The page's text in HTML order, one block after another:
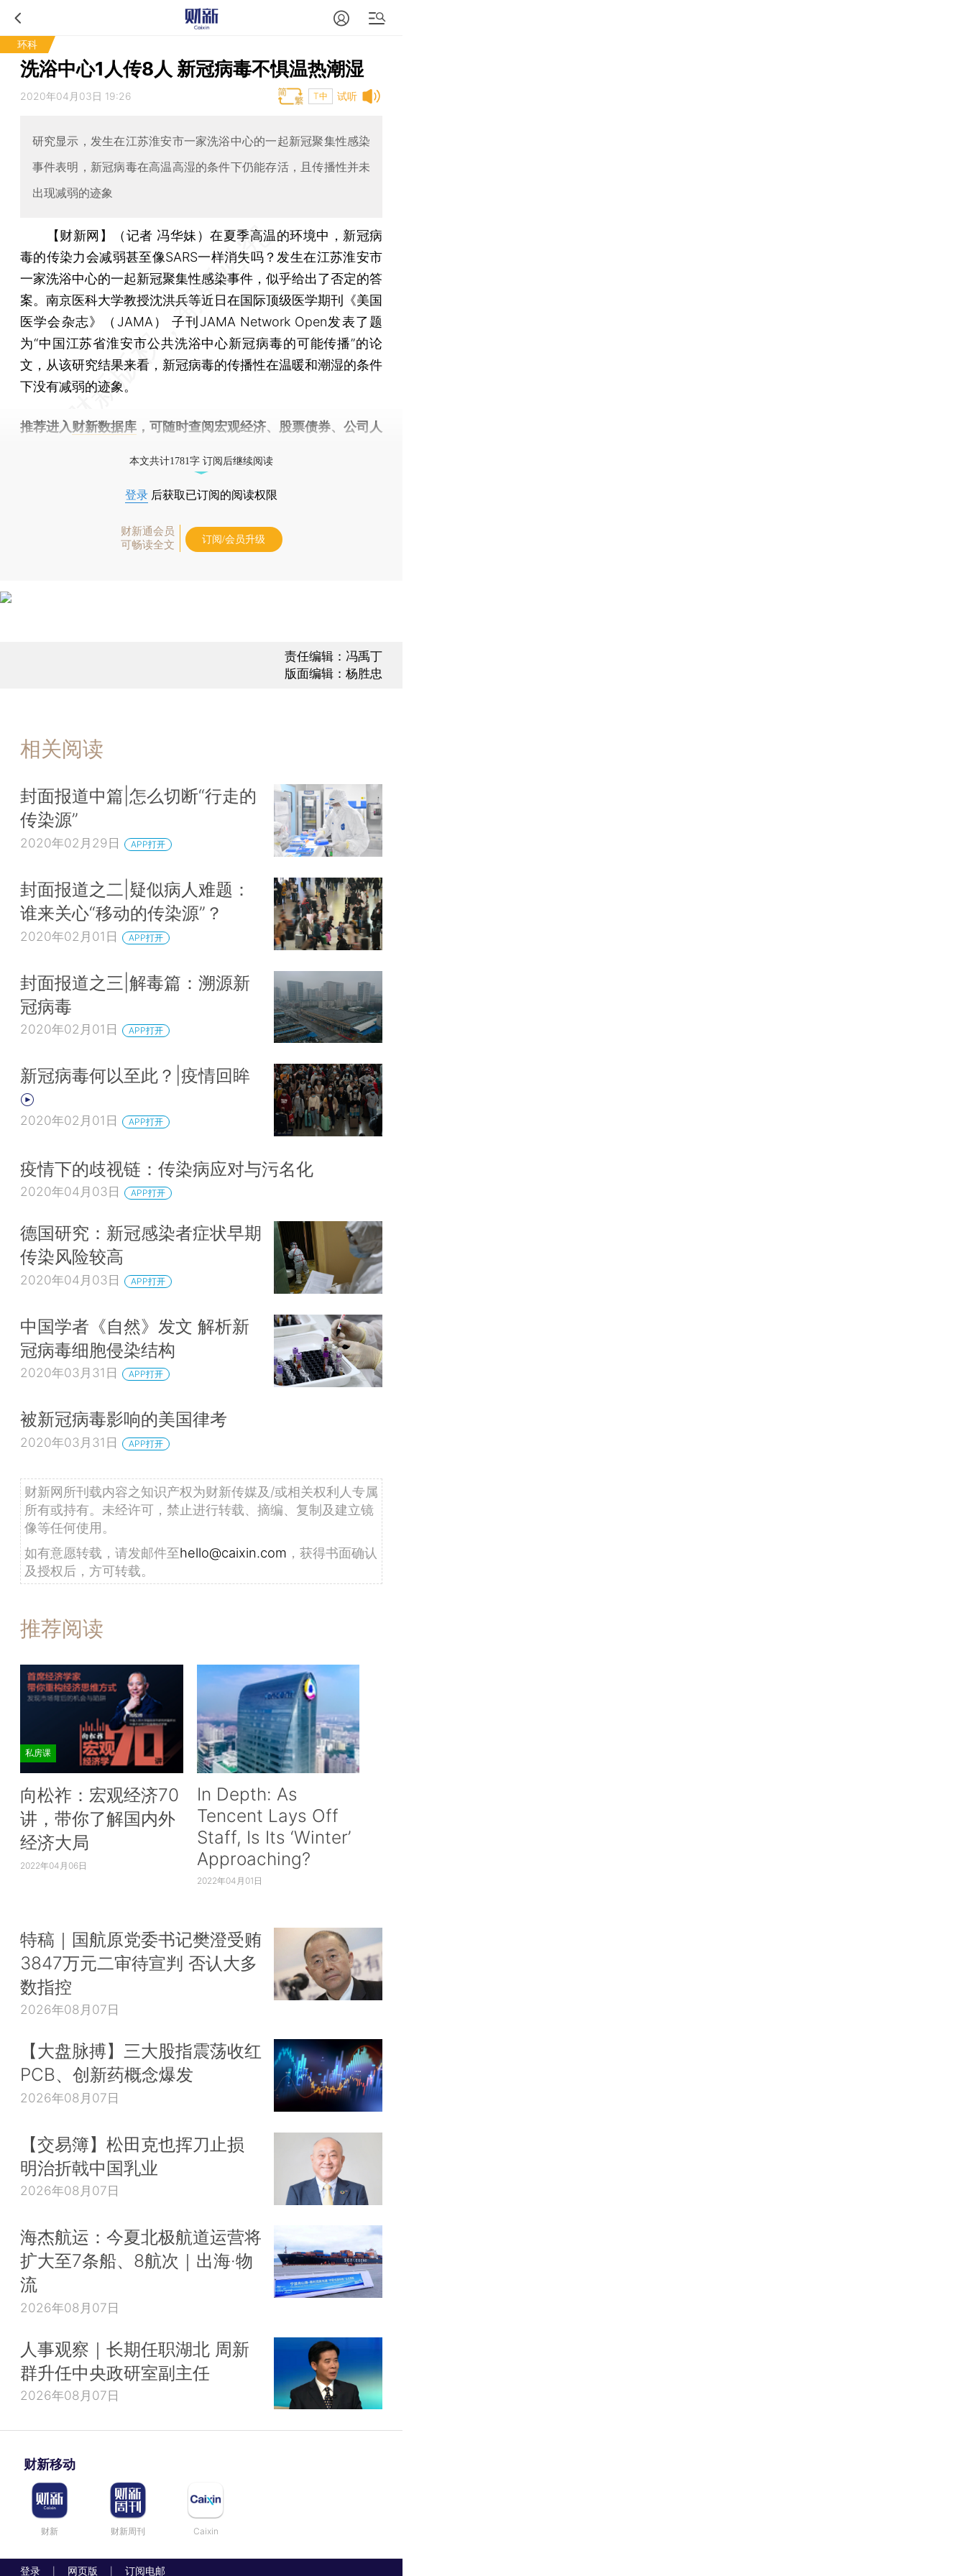
环科
洗浴中心1人传8人 新冠病毒不惧温热潮湿
试听
2020年04月03日 19:26 T中
研究显示，发生在江苏淮安市一家洗浴中心的一起新冠聚集性感染
事件表明，新冠病毒在高温高湿的条件下仍能存活，且传播性并未
出现减弱的迹象
【财新网】（记者 冯华妹）在夏季高温的环境中，新冠病
毒的传染力会减弱甚至像SARS一样消失吗？发生在江苏淮安市
一家洗浴中心的一起新冠聚集性感染事件，似乎给出了否定的答
案。南京医科大学教授沈洪兵等近日在国际顶级医学期刊《美国
医学会杂志》（JAMA） 子刊JAMA Network Open发表了题
为“中国江苏省淮安市公共洗浴中心新冠病毒的可能传播”的论
文，从该研究结果来看，新冠病毒的传播性在温暖和潮湿的条件
下没有减弱的迹象。
推荐进入财新数据库 ，可随时查阅宏观经济、股票债券、公司人
本文共计1781字 订阅后继续阅读
登录 后获取已订阅的阅读权限
财新通会员
可畅读全文
订阅/会员升级
责任编辑：冯禹丁
版面编辑：杨胜忠
相关阅读
封面报道中篇|怎么切断“行走的
传染源”
2020年02月29日 APP打开
封面报道之二|疑似病人难题：
谁来关心“移动的传染源”？
2020年02月01日 APP打开
封面报道之三|解毒篇：溯源新
冠病毒
2020年02月01日 APP打开
新冠病毒何以至此？|疫情回眸
2020年02月01日 APP打开
疫情下的歧视链：传染病应对与污名化
2020年04月03日 APP打开
德国研究：新冠感染者症状早期
传染风险较高
2020年04月03日 APP打开
中国学者《自然》发文 解析新
冠病毒细胞侵染结构
2020年03月31日 APP打开
被新冠病毒影响的美国律考
2020年03月31日 APP打开
财新网所刊载内容之知识产权为财新传媒及/或相关权利人专属
所有或持有。未经许可，禁止进行转载、摘编、复制及建立镜
像等任何使用。
如有意愿转载，请发邮件至hello@caixin.com ，获得书面确认
及授权后，方可转载。
推荐阅读
私房课
向松祚：宏观经济70
讲，带你了解国内外
经济大局
2022年04月06日
In Depth: As
Tencent Lays Off
Staff, Is Its ‘Winter’
Approaching?
2022年04月01日
特稿｜国航原党委书记樊澄受贿
3847万元二审待宣判 否认大多
数指控
2026年08月07日
【大盘脉搏】三大股指震荡收红
PCB、创新药概念爆发
2026年08月07日
【交易簿】松田克也挥刀止损
明治折戟中国乳业
2026年08月07日
海杰航运：今夏北极航道运营将
扩大至7条船、8航次｜出海·物
流
2026年08月07日
人事观察｜长期任职湖北 周新
群升任中央政研室副主任
2026年08月07日
财新移动
财新 财新周刊 Caixin
登录 网页版 订阅电邮